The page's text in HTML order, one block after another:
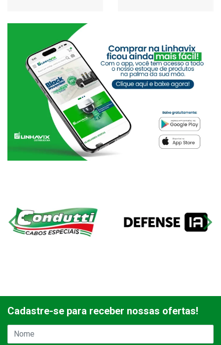
Cadastre-se para receber nossas ofertas!